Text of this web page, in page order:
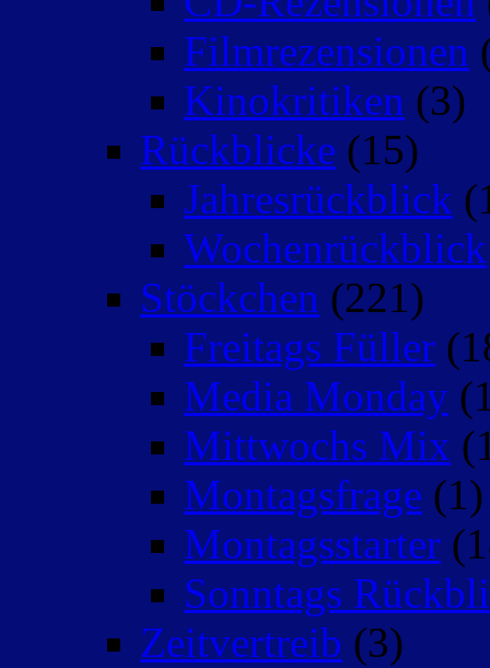
Filmrezensionen
Kinokritiken (3)
Rückblicke (15)
Jahresrückblick
Wochenrückblick
Stöckchen (221)
Freitags Füller
Media Monday
Mittwochs Mix
Montagsfrage (1)
Montagsstarter
Sonntags
Zeitvertreib (3)